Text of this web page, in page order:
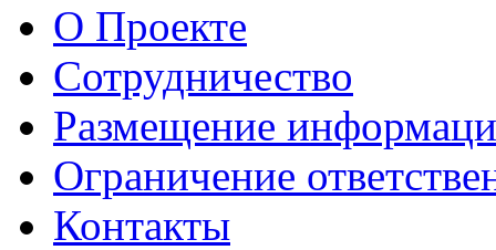
О Проекте
Сотрудничество
Размещение
Ограничение
Контакты